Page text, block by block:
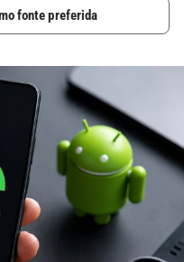
fonte preferida